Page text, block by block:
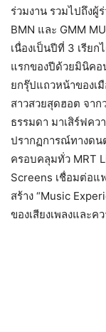
ร่วมงาน รวมไปถึงผู้
BMN และ GMM
เนื่องเป็นปีที่ 3 เรีย
แรกของปีด้วยมินิคอ
ยกรุ๊ปแถวหน้าของเ
สาวสวยสุดฮอต จาก
ธรรมดา มาเสิร์ฟค
ปรากฏการณ์ทางดน
ครอบคลุมทั่ว MRT
Screens เชื่อมต่อแ
สร้าง “Music
ของเสียงเพลงและค